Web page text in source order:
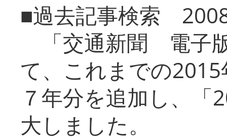
■過去記事検索
「交通新聞 電子
て、これまでの
７年分を追加し、「
大しまし